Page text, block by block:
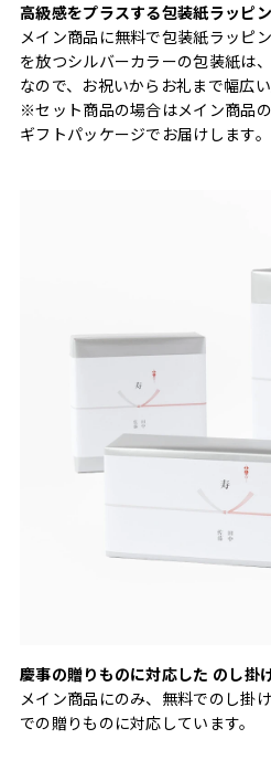
高級感をプラスする包装紙ラッピ
メイン商品に無料で包装紙ラッピ
を放つシルバーカラーの包装紙は
なので、お祝いからお礼まで幅広
※セット商品の場合はメイン商品
ギフトパッケージでお届けします。
慶事の贈りものに対応した のし掛
メイン商品にのみ、無料でのし掛
での贈りものに対応しています。